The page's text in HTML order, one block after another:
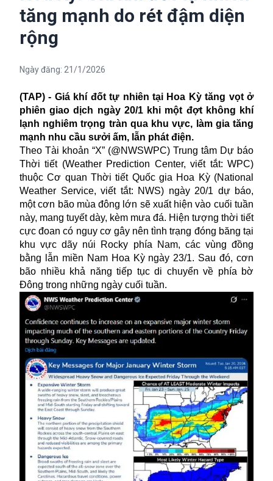
tăng mạnh do rét đậm diện
rộng
Ngày đăng: 21/1/2026
(TAP) - Giá khí đốt tự nhiên tại Hoa Kỳ tăng vọt ở
phiên giao dịch ngày 20/1 khi một đợt không khí
lạnh nghiêm trọng tràn qua khu vực, làm gia tăng
mạnh nhu cầu sưởi ấm, lẫn phát điện.
Theo Tài khoản “X” (@NWSWPC) Trung tâm Dự báo
Thời tiết (Weather Prediction Center, viết tắt: WPC)
thuộc Cơ quan Thời tiết Quốc gia Hoa Kỳ (National
Weather Service, viết tắt: NWS) ngày 20/1 dự báo,
một cơn bão mùa đông lớn sẽ xuất hiện vào cuối tuần
này, mang tuyết dày, kèm mưa đá. Hiện tượng thời tiết
cực đoan có nguy cơ gây nên tình trạng đóng băng tại
khu vực dãy núi Rocky phía Nam, các vùng đồng
bằng lẫn miền Nam Hoa Kỳ ngày 23/1. Sau đó, cơn
bão nhiều khả năng tiếp tục di chuyển về phía bờ
Đông trong những ngày cuối tuần.